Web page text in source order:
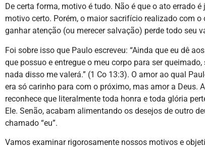
De certa forma, motivo é tudo. Não é que o ato errado
motivo certo. Porém, o maior sacrifício realizado com o
ganhar atenção (ou merecer salvação) perde todo seu
Foi sobre isso que Paulo escreveu: “Ainda que eu dê
que possuo e entregue o meu corpo para ser queimado,
nada disso me valerá.” (1 Co 13:3). O amor ao qual
era só carinho para com o próximo, mas amor a Deus.
reconhece que literalmente toda honra e toda glória
Ele. Senão, acabam alimentando os desejos de outro
chamado “eu”.
Vamos examinar rigorosamente nossos motivos e